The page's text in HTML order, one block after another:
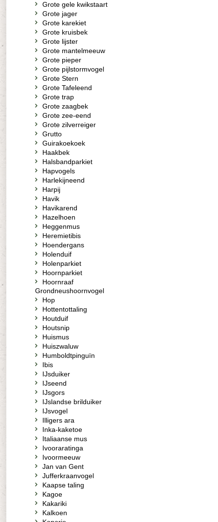
Grote gele kwikstaart
Grote jager
Grote karekiet
Grote kruisbek
Grote lijster
Grote mantelmeeuw
Grote pieper
Grote pijlstormvogel
Grote Stern
Grote Tafeleend
Grote trap
Grote zaagbek
Grote zee-eend
Grote zilverreiger
Grutto
Guirakoekoek
Haakbek
Halsbandparkiet
Hapvogels
Harlekijneend
Harpij
Havik
Havikarend
Hazelhoen
Heggenmus
Heremietibis
Hoendergans
Holenduif
Holenparkiet
Hoornparkiet
Hoornraaf
Grondneushoornvogel
Hop
Hottentottaling
Houtduif
Houtsnip
Huismus
Huiszwaluw
Humboldtpinguïn
Ibis
IJsduiker
IJseend
IJsgors
IJslandse brilduiker
IJsvogel
Illigers ara
Inka-kaketoe
Italiaanse mus
Ivooraratinga
Ivoormeeuw
Jan van Gent
Jufferkraanvogel
Kaapse taling
Kagoe
Kakariki
Kalkoen